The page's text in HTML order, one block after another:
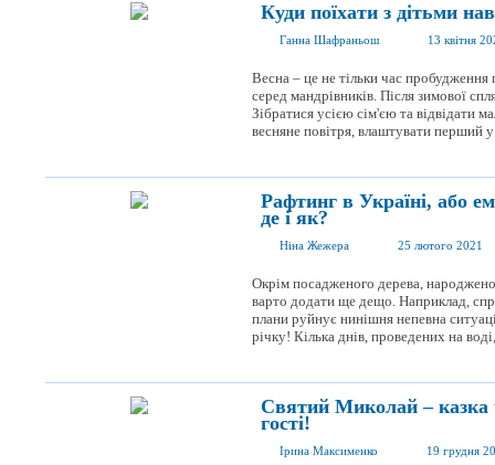
Куди поїхати з дітьми
Ганна Шафраньош 13 квітня
Весна – це не тільки час
серед мандрівників. Після зимової
Зібратися усією сім'єю та відвідати
весняне повітря, влаштувати перший
Рафтинг в Україні, або
де і як?
Ніна Жежера 25 лютого 2021
Окрім посадженого дерева,
варто додати ще дещо. Наприклад,
плани руйнує нинішня непевна
річку! Кілька днів, проведених на
Святий Миколай – казка
гості!
Ірина Максименко 19 грудня